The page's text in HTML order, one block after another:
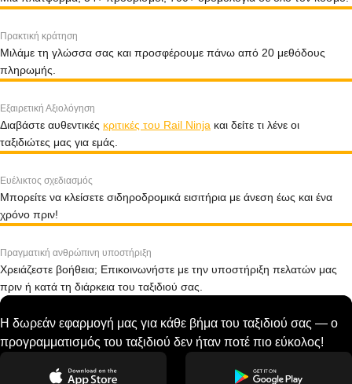
Πρακτική κράτηση
Μιλάμε τη γλώσσα σας και προσφέρουμε πάνω από 20 μεθόδους
πληρωμής.
Εξαιρετική Αξιολόγηση
Διαβάστε αυθεντικές κριτικές του Rail Ninja και δείτε τι λένε οι
ταξιδιώτες μας για εμάς.
Ευέλικτος σχεδιασμός
Μπορείτε να κλείσετε σιδηροδρομικά εισιτήρια με άνεση έως και ένα
χρόνο πριν!
Πραγματική ανθρώπινη υποστήριξη
Χρειάζεστε βοήθεια; Επικοινωνήστε με την υποστήριξη πελατών μας
πριν ή κατά τη διάρκεια του ταξιδιού σας.
Η δωρεάν εφαρμογή μας για κάθε βήμα του ταξιδιού σας — ο
προγραμματισμός του ταξιδιού δεν ήταν ποτέ πιο εύκολος!